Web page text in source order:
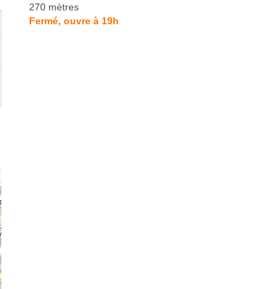
270 mètres
Fermé, ouvre à 19h